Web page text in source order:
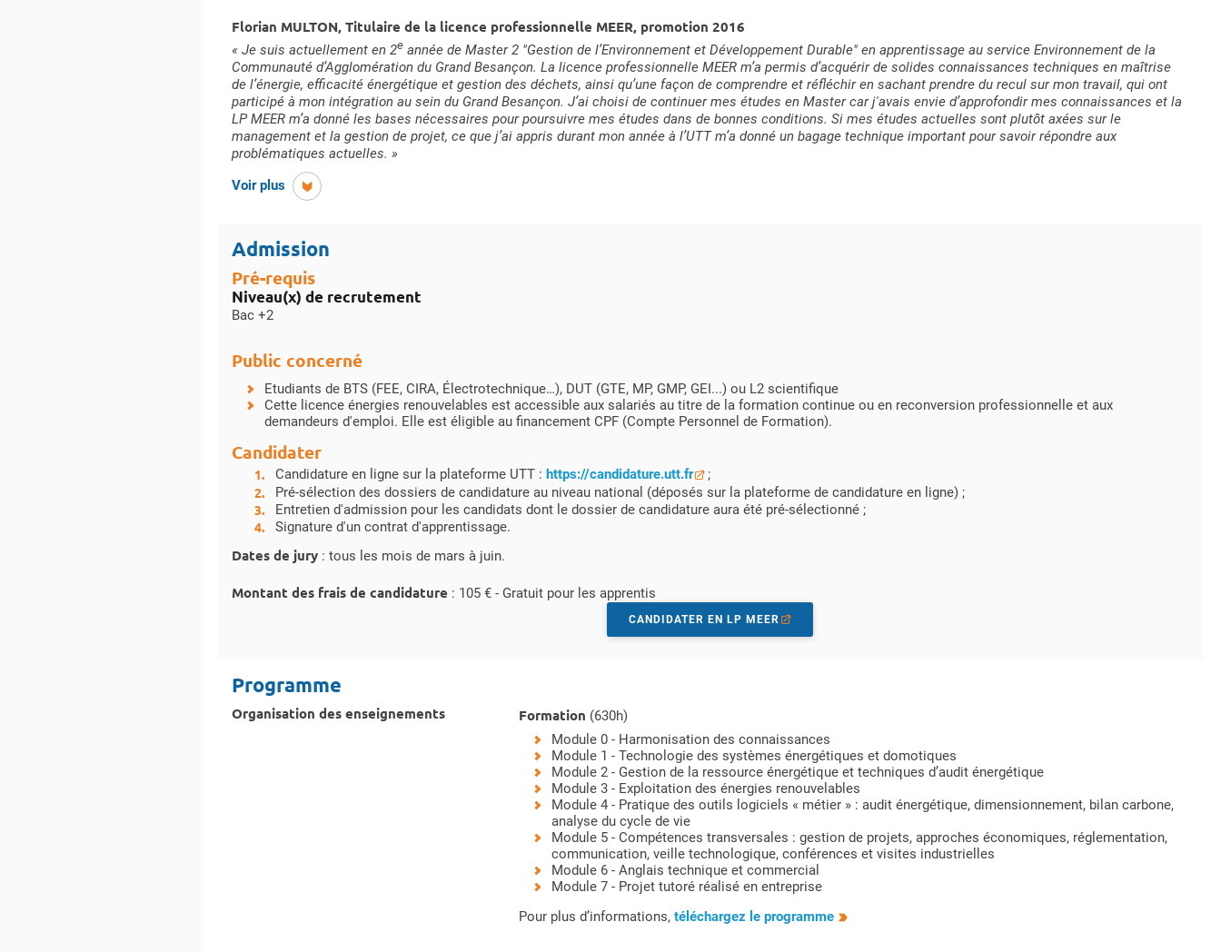
Florian MULTON, Titulaire de la licence professionnelle MEER, promotion 2016
« Je suis actuellement en 2e année de Master 2 "Gestion de l’Environnement et Développement Durable" en apprentissage au service Environnement de la
Communauté d’Agglomération du Grand Besançon. La licence professionnelle MEER m’a permis d’acquérir de solides connaissances techniques en maîtrise
de l’énergie, efficacité énergétique et gestion des déchets, ainsi qu’une façon de comprendre et réfléchir en sachant prendre du recul sur mon travail, qui ont
participé à mon intégration au sein du Grand Besançon. J’ai choisi de continuer mes études en Master car j'avais envie d’approfondir mes connaissances et la
LP MEER m’a donné les bases nécessaires pour poursuivre mes études dans de bonnes conditions. Si mes études actuelles sont plutôt axées sur le
management et la gestion de projet, ce que j’ai appris durant mon année à l’UTT m’a donné un bagage technique important pour savoir répondre aux
problématiques actuelles. »
Voir plus de détails
Admission
Pré-requis
Niveau(x) de recrutement
Bac +2
Public concerné
Etudiants de BTS (FEE, CIRA, Électrotechnique…), DUT (GTE, MP, GMP, GEI...) ou L2 scientifique
Cette licence énergies renouvelables est accessible aux salariés au titre de la formation continue ou en reconversion professionnelle et aux
demandeurs d'emploi. Elle est éligible au financement CPF (Compte Personnel de Formation).
Candidater
Candidature en ligne sur la plateforme UTT : https://candidature.utt.fr
;
Pré-sélection des dossiers de candidature au niveau national (déposés sur la plateforme de candidature en ligne) ;
Entretien d'admission pour les candidats dont le dossier de candidature aura été pré-sélectionné ;
Signature d'un contrat d'apprentissage.
Dates de jury : tous les mois de mars à juin.
Montant des frais de candidature : 105 € - Gratuit pour les apprentis
CANDIDATER EN LP MEER
Programme
Organisation des enseignements Formation (630h)
Module 0 - Harmonisation des connaissances
Module 1 - Technologie des systèmes énergétiques et domotiques
Module 2 - Gestion de la ressource énergétique et techniques d’audit énergétique
Module 3 - Exploitation des énergies renouvelables
Module 4 - Pratique des outils logiciels « métier » : audit énergétique, dimensionnement, bilan carbone,
analyse du cycle de vie
Module 5 - Compétences transversales : gestion de projets, approches économiques, réglementation,
communication, veille technologique, conférences et visites industrielles
Module 6 - Anglais technique et commercial
Module 7 - Projet tutoré réalisé en entreprise
Pour plus d’informations,téléchargez le programme